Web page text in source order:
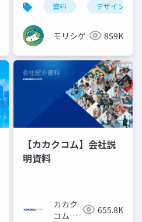
資料 デザイン
モリシゲ 859K
カルチャーデック
【カカクコム】会社説
明資料
カカク
コム採
655.8K